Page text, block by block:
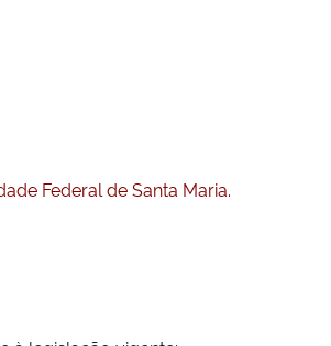
Federal de Santa Maria.